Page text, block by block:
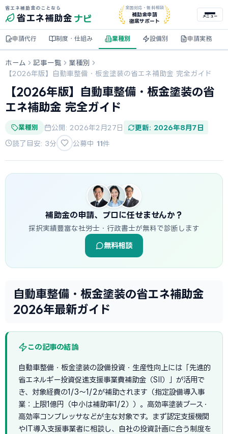
省エネ補助金のことなら
省エネ補助金 ナビ
全国対応・無料相談
補助金申請
徹底サポート
メニュー
申請代行 制度・仕組み 業種別 設備別 申請実務
ホーム 記事一覧
業種別
【2026年版】自動車整備・板金塗装の省エネ補助金 完全ガイド
【2026年版】自動車整備・板金塗装の省
エネ補助金 完全ガイド
業種別 公開: 2026年2月27日 更新: 2026年8月7日
読了目安: 3分 公募中 11件
補助金の申請、プロに任せませんか？
採択実績豊富な社労士・行政書士が無料で診断します
無料相談
自動車整備・板金塗装の省エネ補助金
2026年最新ガイド
この記事の結論
自動車整備・板金塗装の設備投資・生産性向上には「先進的
省エネルギー投資促進支援事業費補助金（SII）」が活用で
き、対象経費の1/3〜1/2が補助されます（指定設備導入事
業：上限1億円（中小は補助率1/2））。高効率塗装ブース・
高効率コンプレッサなどが主な対象です。まず認定支援機関
やIT導入支援事業者に相談し、自社の投資計画に合う制度を